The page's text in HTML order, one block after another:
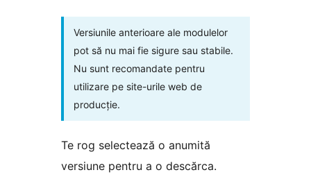
Versiunile anterioare ale modulelor
pot să nu mai fie sigure sau stabile.
Nu sunt recomandate pentru
utilizare pe site-urile web de
producție.
Te rog selectează o anumită
versiune pentru a o descărca.